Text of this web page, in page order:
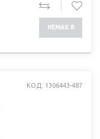
НЕМАЄ В
КОД: 1306443-487